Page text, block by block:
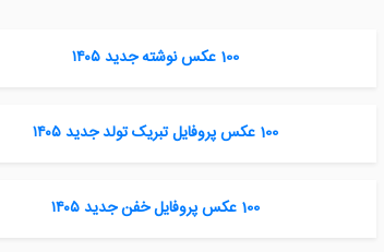
100 عکس نوشته جدید ۱۴۰۵
100 عکس پروفایل تبریک تولد جدید ۱۴۰۵
100 عکس پروفایل خفن جدید ۱۴۰۵